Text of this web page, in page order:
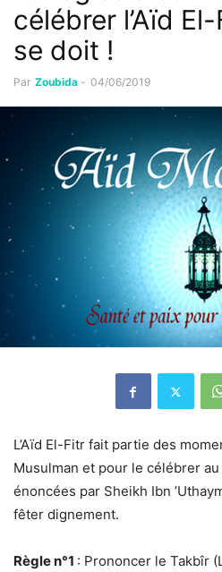
célébrer l’Aïd
se doit !
Par Zoubida - 04/06/2019
L’Aïd El-Fitr fait partie des
Musulman et pour le célébrer
énoncées par Sheikh Ibn
fêter dignement.
Règle n°1 : Prononcer le Takbîr